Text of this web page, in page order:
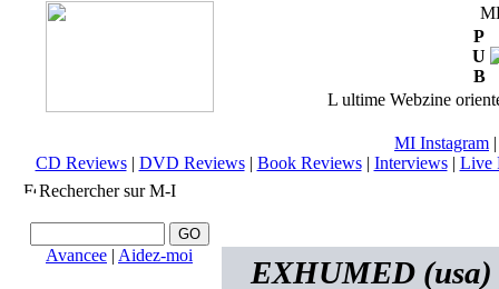
P
U
B
L ultime Webzine
MI Instagram
CD Reviews| DVD Reviews| Book Reviews| Interviews| Live
Rechercher sur M-I
Avancee | Aidez-moi EXHUMED (usa)